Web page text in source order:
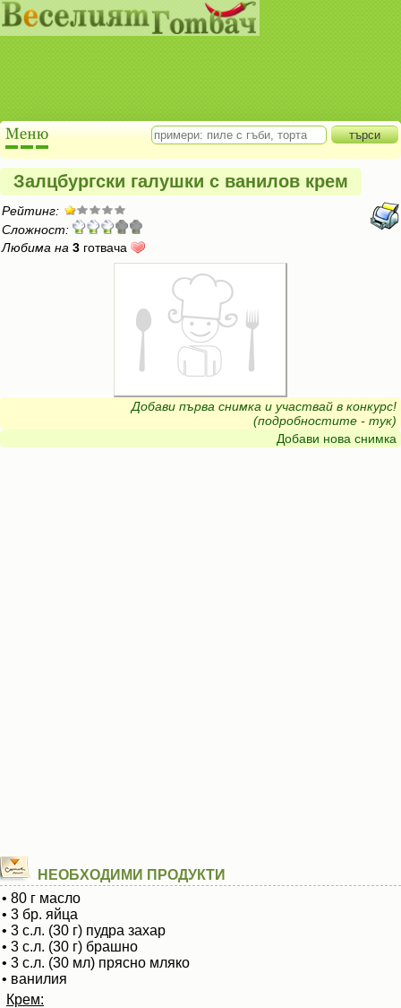
Залцбургски галушки с ванилов крем
Рейтинг:
Сложност:
Любима на 3 готвача
Добави първа снимка и участвай в конкурс!
(подробностите - тук)
Добави нова снимка
НЕОБХОДИМИ ПРОДУКТИ
• 80 г масло
• 3 бр. яйца
• 3 с.л. (30 г) пудра захар
• 3 с.л. (30 г) брашно
• 3 с.л. (30 мл) прясно мляко
• ванилия
Крем: